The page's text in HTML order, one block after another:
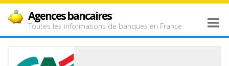
Agences bancaires
Toutes les informations de banques en France